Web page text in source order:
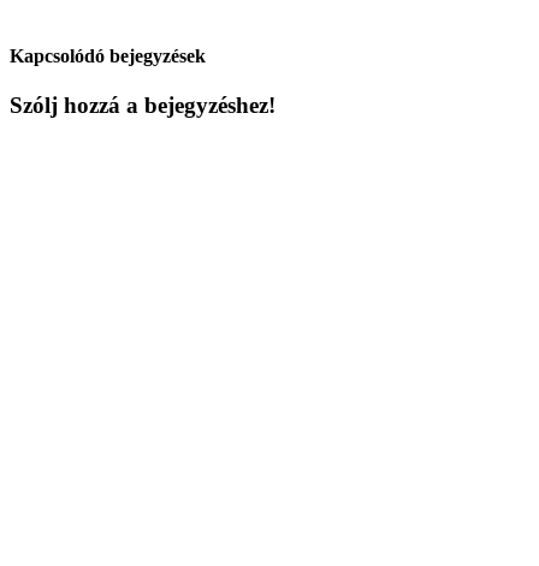
Kapcsolódó bejegyzések
Szólj hozzá a bejegyzéshez!